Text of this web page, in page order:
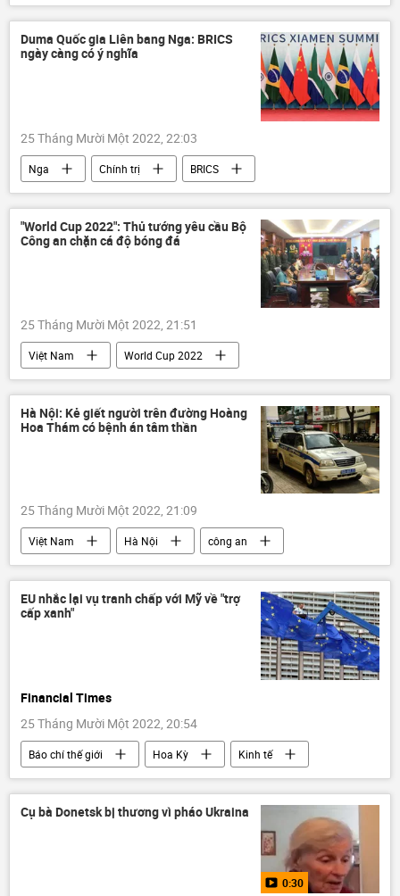
Nga
Vladimir Putin
Cuộc khủng hoảng ở Ukraina
Chính trị
Duma Quốc gia Liên bang Nga: BRICS
ngày càng có ý nghĩa
25 Tháng Mười Một 2022, 22:03
Nga Chính trị
BRICS
Duma Quốc gia Nga
"World Cup 2022": Thủ tướng yêu cầu Bộ
Công an chặn cá độ bóng đá
25 Tháng Mười Một 2022, 21:51
Việt Nam
World Cup 2022
Bộ Công an Việt Nam
cá độ bóng đá
Xã hội
Hà Nội: Kẻ giết người trên đường Hoàng
Hoa Thám có bệnh án tâm thần
25 Tháng Mười Một 2022, 21:09
Việt Nam Hà Nội
công an
Pháp luật
bị bắt
EU nhắc lại vụ tranh chấp với Mỹ về "trợ
cấp xanh"
Financial Times
25 Tháng Mười Một 2022, 20:54
Báo chí thế giới Hoa Kỳ
Kinh tế
lạm phát
Thế giới
Cụ bà Donetsk bị thương vì pháo Ukraina
0:30